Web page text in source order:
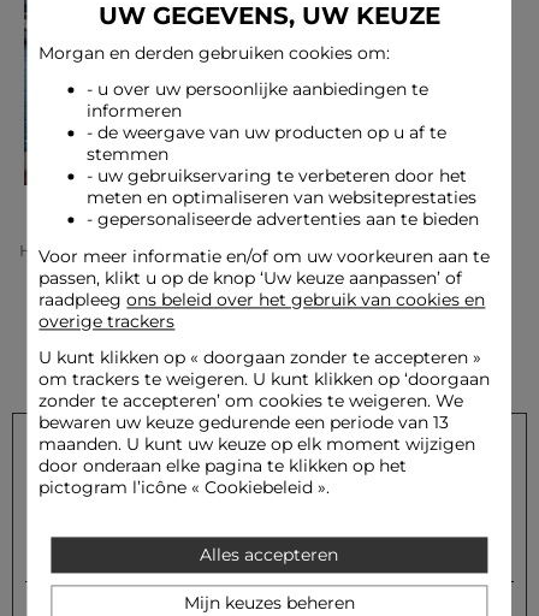
Home Entree Lp Dress To Impress
Schrijf u in op onze nieuwsbrief en ontvang onze speciale
UW GEGEVENS, UW KEUZE
Morgan en derden gebruiken cookies om:
- u over uw persoonlijke aanbiedingen te
informeren
- de weergave van uw producten op u af te
stemmen
- uw gebruikservaring te verbeteren door het
meten en optimaliseren van websiteprestaties
- gepersonaliseerde advertenties aan te bieden
Voor meer informatie en/of om uw voorkeuren aan te
passen, klikt u op de knop ‘Uw keuze aanpassen’ of
raadpleegons beleid over het gebruik van cookies en
overige trackers
U kunt klikken op « doorgaan zonder te accepteren»
om trackers te weigeren. U kunt klikken op ‘doorgaan
zonder te accepteren’ om cookies te weigeren. We
bewaren uw keuze gedurende een periode van 13
maanden. U kunt uw keuze op elk moment wijzigen
door onderaan elke pagina te klikken op het
pictogram l’icône « Cookiebeleid ».
Alles accepteren
Mijn keuzes beheren